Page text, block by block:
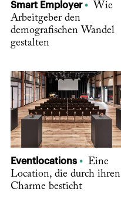
Smart Employer
Wie
Arbeitgeber den
demografischen Wandel
gestalten
Eventlocations
Eine
Location, die durch ihren
Charme besticht